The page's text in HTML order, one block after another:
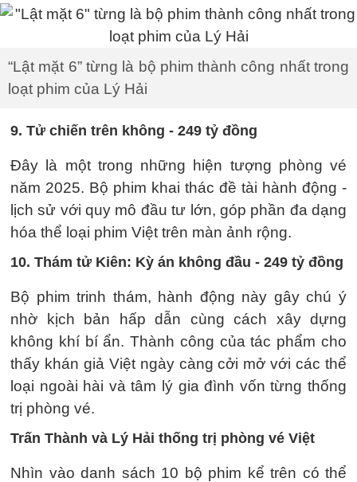
“Lật mặt 6” từng là bộ phim thành công nhất trong
loạt phim của Lý Hải
9. Tử chiến trên không - 249 tỷ đồng
Đây là một trong những hiện tượng phòng vé
năm 2025. Bộ phim khai thác đề tài hành động -
lịch sử với quy mô đầu tư lớn, góp phần đa dạng
hóa thể loại phim Việt trên màn ảnh rộng.
10. Thám tử Kiên: Kỳ án không đầu - 249 tỷ đồng
Bộ phim trinh thám, hành động này gây chú ý
nhờ kịch bản hấp dẫn cùng cách xây dựng
không khí bí ẩn. Thành công của tác phẩm cho
thấy khán giả Việt ngày càng cởi mở với các thể
loại ngoài hài và tâm lý gia đình vốn từng thống
trị phòng vé.
Trấn Thành và Lý Hải thống trị phòng vé Việt
Nhìn vào danh sách 10 bộ phim kể trên có thể